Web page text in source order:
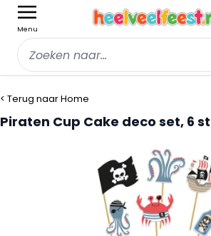
Menu
< Terug naar Home
Piraten Cup Cake deco set, 6 st